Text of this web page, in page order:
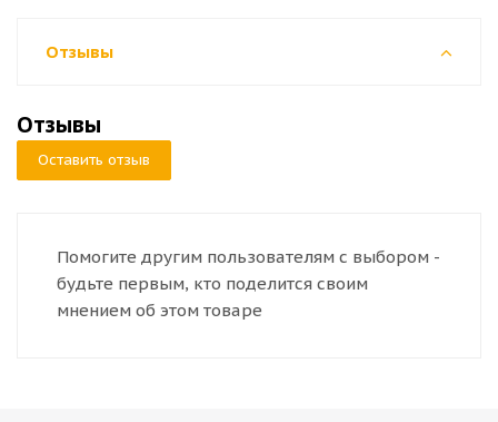
Отзывы
Отзывы
Оставить отзыв
Помогите другим пользователям с выбором -
будьте первым, кто поделится своим
мнением об этом товаре